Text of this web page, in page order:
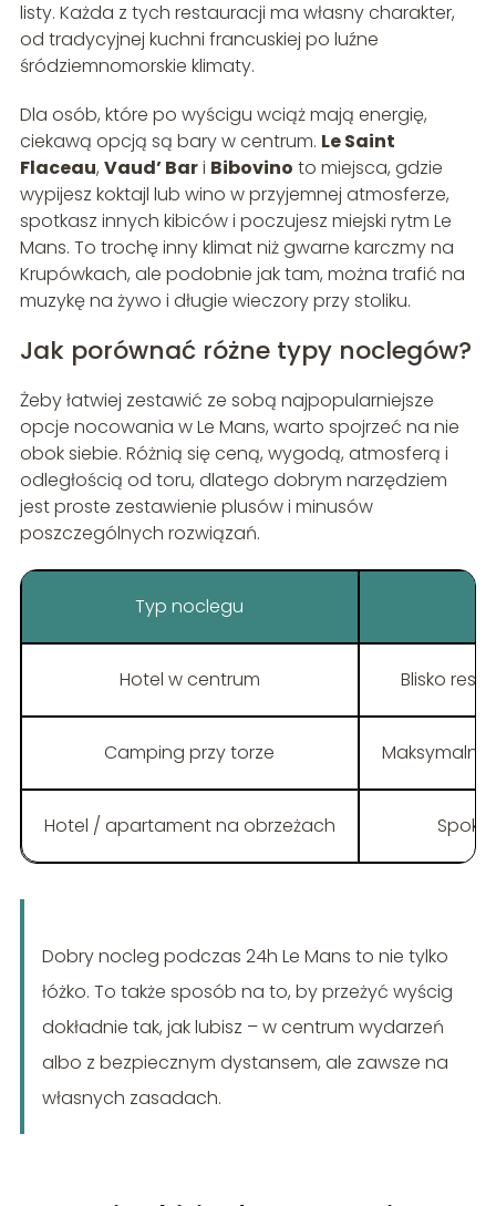
listy. Każda z tych restauracji ma własny charakter,
od tradycyjnej kuchni francuskiej po luźne
śródziemnomorskie klimaty.
Dla osób, które po wyścigu wciąż mają energię,
ciekawą opcją są bary w centrum. Le Saint
Flaceau, Vaud’ Bari Bibovino to miejsca, gdzie
wypijesz koktajl lub wino w przyjemnej atmosferze,
spotkasz innych kibiców i poczujesz miejski rytm Le
Mans. To trochę inny klimat niż gwarne karczmy na
Krupówkach, ale podobnie jak tam, można trafić na
muzykę na żywo i długie wieczory przy stoliku.
Jak porównać różne typy noclegów?
Żeby łatwiej zestawić ze sobą najpopularniejsze
opcje nocowania w Le Mans, warto spojrzeć na nie
obok siebie. Różnią się ceną, wygodą, atmosferą i
odległością od toru, dlatego dobrym narzędziem
jest proste zestawienie plusów i minusów
poszczególnych rozwiązań.
Typ noclegu
Hotel w centrum Blisko
Camping przy torze
Hotel / apartament na obrzeżach
Dobry nocleg podczas 24h Le Mans to nie tylko
łóżko. To także sposób na to, by przeżyć wyścig
dokładnie tak, jak lubisz – w centrum wydarzeń
albo z bezpiecznym dystansem, ale zawsze na
własnych zasadach.